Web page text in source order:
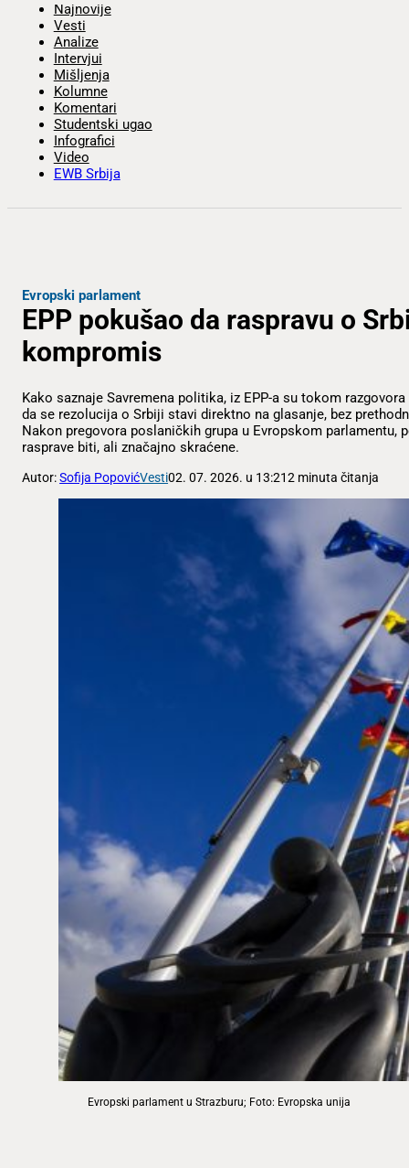
Najnovije
Vesti
Analize
Intervjui
Mišljenja
Kolumne
Komentari
Studentski ugao
Infografici
Video
EWB Srbija
Evropski parlament
EPP pokušao da raspravu o
kompromis
Kako saznaje Savremena politika, iz EPP-a su tokom
da se rezolucija o Srbiji stavi direktno na glasanje, bez
Nakon pregovora poslaničkih grupa u Evropskom
rasprave biti, ali značajno skraćene.
Autor:Sofija PopovićVesti02. 07. 2026. u 13:212 minuta čitanja
Evropski parlament u Strazburu; Foto: Evropska unija